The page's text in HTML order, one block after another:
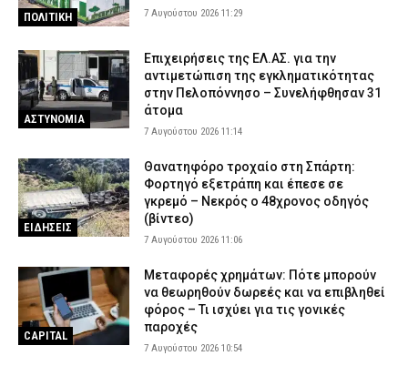
ΠΟΛΙΤΙΚΗ 7 Αυγούστου 2026 11:29
ΑΣΤΥΝΟΜΙΑ
Επιχειρήσεις της ΕΛ.ΑΣ. για την
αντιμετώπιση της εγκληματικότητας
στην Πελοπόννησο – Συνελήφθησαν 31
άτομα
7 Αυγούστου 2026 11:14
ΕΙΔΗΣΕΙΣ
Θανατηφόρο τροχαίο στη Σπάρτη:
Φορτηγό εξετράπη και έπεσε σε
γκρεμό – Νεκρός ο 48χρονος οδηγός
(βίντεο)
7 Αυγούστου 2026 11:06
CAPITAL
Μεταφορές χρημάτων: Πότε μπορούν
να θεωρηθούν δωρεές και να επιβληθεί
φόρος – Τι ισχύει για τις γονικές
παροχές
7 Αυγούστου 2026 10:54